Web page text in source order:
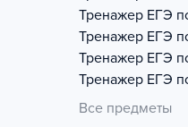
Тренажер ЕГЭ
Тренажер ЕГЭ
Тренажер ЕГЭ
Тренажер ЕГЭ
Все предметы